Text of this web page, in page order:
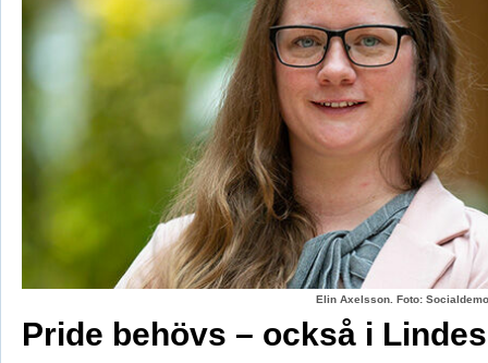
Elin Axelsson. Foto:
Pride behövs – också i